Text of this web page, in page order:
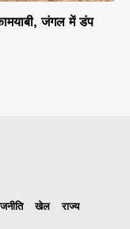
जंगल में डंप
खेल
राज्य